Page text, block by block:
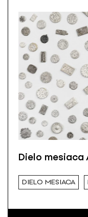
Dielo mesiaca
DIELO MESIACA